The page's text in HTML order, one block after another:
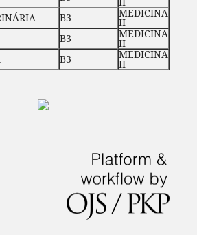
B3 MEDICINA
II
B3 MEDICINA
II
B3 MEDICINA
II